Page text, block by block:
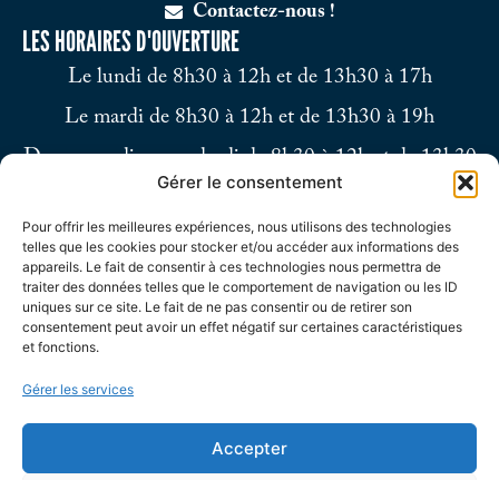
Gérer le consentement
Pour offrir les meilleures expériences, nous utilisons des technologies
telles que les cookies pour stocker et/ou accéder aux informations des
appareils. Le fait de consentir à ces technologies nous permettra de
traiter des données telles que le comportement de navigation ou les ID
uniques sur ce site. Le fait de ne pas consentir ou de retirer son
consentement peut avoir un effet négatif sur certaines caractéristiques
et fonctions.
Gérer les services
Accepter
Contactez-nous !
LES HORAIRES D'OUVERTURE
Le lundi de 8h30 à 12h et de 13h30 à 17h
Le mardi de 8h30 à 12h et de 13h30 à 19h
Du mercredi au vendredi de 8h30 à 12h et de 13h30
Le samedi de 9h à 12h